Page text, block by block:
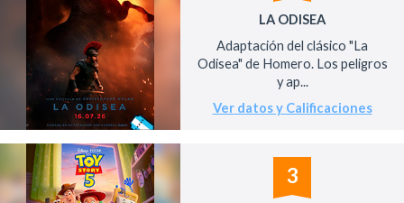
LA ODISEA
Adaptación del clásico "La
Odisea" de Homero. Los peligros
y ap...
Ver datos y Calificaciones
3